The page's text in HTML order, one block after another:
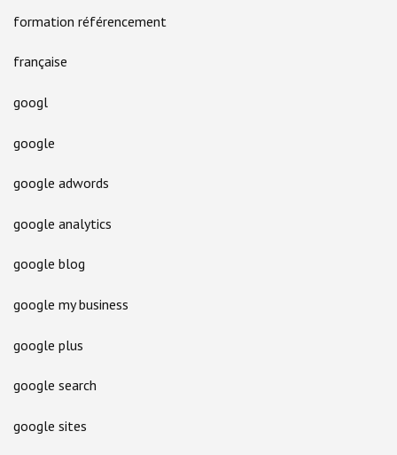
formation référencement
française
googl
google
google adwords
google analytics
google blog
google my business
google plus
google search
google sites